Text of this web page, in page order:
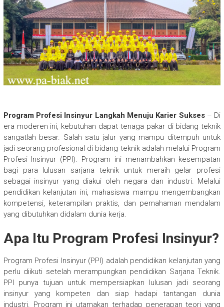
Program Profesi Insinyur Langkah Menuju Karier Sukses– Di
era moderen ini, kebutuhan dapat tenaga pakar di bidang teknik
sangatlah besar. Salah satu jalur yang mampu ditempuh untuk
jadi seorang profesional di bidang teknik adalah melalui Program
Profesi Insinyur (PPI). Program ini menambahkan kesempatan
bagi para lulusan sarjana teknik untuk meraih gelar profesi
sebagai insinyur yang diakui oleh negara dan industri. Melalui
pendidikan kelanjutan ini, mahasiswa mampu mengembangkan
kompetensi, keterampilan praktis, dan pemahaman mendalam
yang dibutuhkan didalam dunia kerja.
Apa Itu Program Profesi Insinyur?
Program Profesi Insinyur (PPI) adalah pendidikan kelanjutan yang
perlu diikuti setelah merampungkan pendidikan Sarjana Teknik.
PPI punya tujuan untuk mempersiapkan lulusan jadi seorang
insinyur yang kompeten dan siap hadapi tantangan dunia
industri. Program ini utamakan terhadap penerapan teori yang